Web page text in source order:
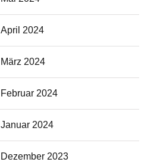
April 2024
März 2024
Februar 2024
Januar 2024
Dezember 2023